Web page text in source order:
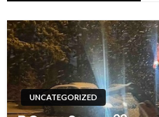
UNCATEGORIZED